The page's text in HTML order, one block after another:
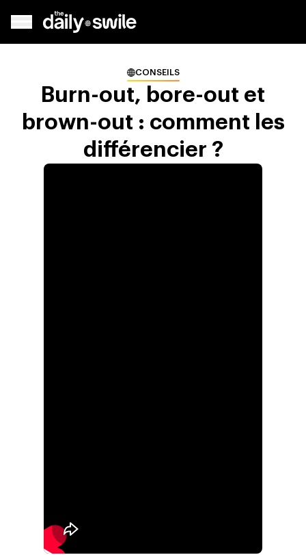
CONSEILS
Burn-out, bore-out et
brown-out : comment les
différencier ?